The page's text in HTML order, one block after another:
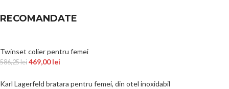
RECOMANDATE
Twinset colier pentru femei
586,25lei 469,00lei
Karl Lagerfeld bratara pentru femei, din otel inoxidabil